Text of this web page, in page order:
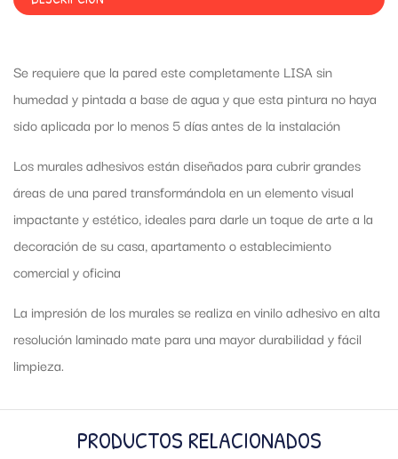
Se requiere que la pared este completamente LISA sin
humedad y pintada a base de agua y que esta pintura no haya
sido aplicada por lo menos 5 días antes de la instalación
Los murales adhesivos están diseñados para cubrir grandes
áreas de una pared transformándola en un elemento visual
impactante y estético, ideales para darle un toque de arte a la
decoración de su casa, apartamento o establecimiento
comercial y oficina
La impresión de los murales se realiza en vinilo adhesivo en alta
resolución laminado mate para una mayor durabilidad y fácil
limpieza.
PRODUCTOS RELACIONADOS